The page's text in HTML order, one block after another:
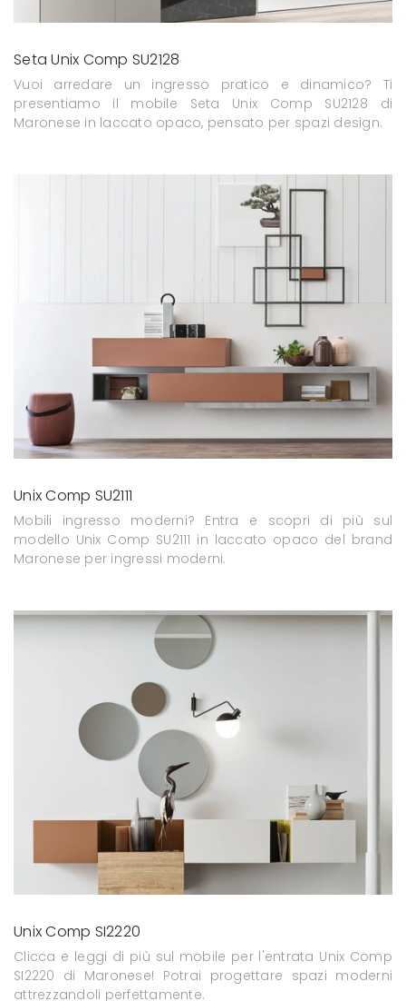
Seta Unix Comp SU2128
Vuoi arredare un ingresso pratico e dinamico? Ti
presentiamo il mobile Seta Unix Comp SU2128 di
Maronese in laccato opaco, pensato per spazi design.
Unix Comp SU2111
Mobili ingresso moderni? Entra e scopri di più sul
modello Unix Comp SU2111 in laccato opaco del brand
Maronese per ingressi moderni.
Unix Comp SI2220
Clicca e leggi di più sul mobile per l'entrata Unix Comp
SI2220 di Maronese! Potrai progettare spazi moderni
attrezzandoli perfettamente.